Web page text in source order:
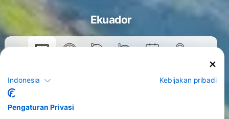
Ekuador
Indonesia Kebijakan pribadi
Pengaturan Privasi